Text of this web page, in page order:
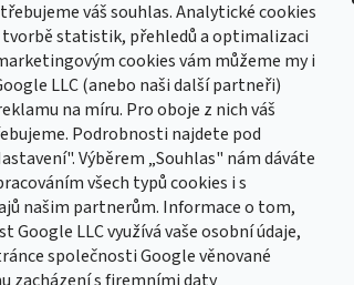
váš souhlas. Analytické cookies
tvorbě statistik, přehledů a optimalizaci
cookies vám můžeme my i
LLC (anebo naši další partneři)
na míru. Pro oboje z nich váš
Podrobnosti najdete pod
Výběrem „Souhlas" nám dáváte
všech typů cookies i s
našim partnerům. Informace o tom,
Google LLC využívá vaše osobní údaje,
společnosti Google věnované
newsletter
mail a my vám budeme zasílat informace o nových
našem e-shopu.
mailu souhlasíte spodmínkami ochrany osobních